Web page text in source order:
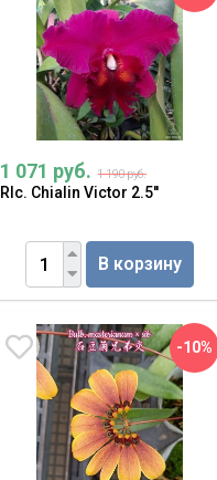
1 071 руб. 1 190 руб.
Rlc. Chialin Victor 2.5''
В корзину
-10%